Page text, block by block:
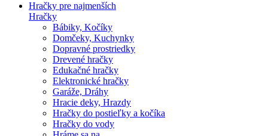
Hračky pre najmenších
Hračky
Bábiky, Kočíky
Domčeky, Kuchynky
Dopravné prostriedky
Drevené hračky
Edukačné hračky
Elektronické hračky
Garáže, Dráhy
Hracie deky, Hrazdy
Hračky do postieľky a kočíka
Hračky do vody